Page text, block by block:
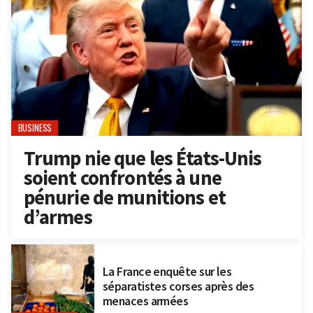
BUSINESS
Trump nie que les États-Unis
soient confrontés à une
pénurie de munitions et
d’armes
La France enquête sur les
séparatistes corses après des
menaces armées